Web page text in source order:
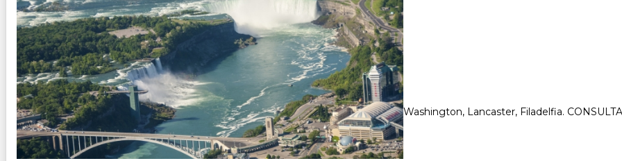
USA - FANTASIAS DEL NIAGARA
Duración:
5Días 4Noches
Paquete Turistico de 5 dias 4 noches Visitando Cataratas del Niagara, Toronto, Washington, Lancaster, Filadelfia.